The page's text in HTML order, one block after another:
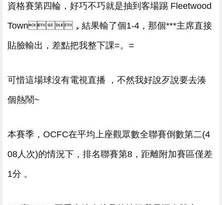
資格賽第四輪，好巧不巧就是抽到客場踢 Fleetwood
Town，結果輸了個1-4，那個***主席直接
貼臉輸出，差點把我整下課= 。=
可惜這場球沒有電視直播 ，不然我好說歹說要去湊
個熱鬧~
本賽季，OCFC在平均上座觀眾數全聯賽倒數第二(4
08人次)的情況下 ，排名聯賽第8，距離附加賽區僅差
1分 。